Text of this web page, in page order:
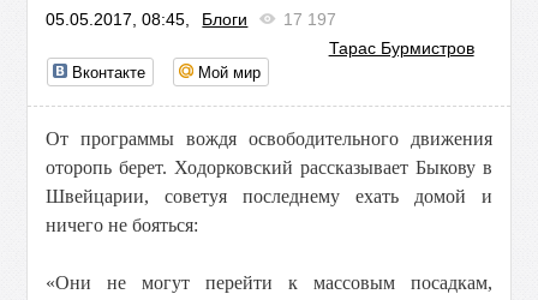
05.05.2017, 08:45, Блоги
17 197
Тарас Бурмистров
Вконтакте Мой мир
От программы вождя освободительного движения
оторопь берет. Ходорковский рассказывает Быкову в
Швейцарии, советуя последнему ехать домой и
ничего не бояться:
«Они не могут перейти к массовым посадкам,